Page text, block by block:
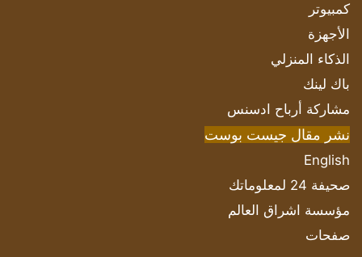
كمبيوتر
الأجهزة
الذكاء المنزلي
باك لينك
مشاركة أرباح ادسنس
نشر مقال جيست بوست
English
صحيفة 24 لمعلوماتك
مؤسسة اشراق العالم
صفحات